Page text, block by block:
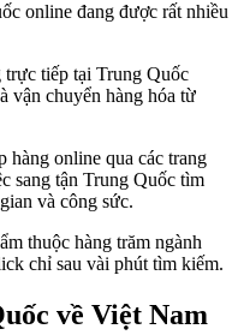
online đang được rất nhiều
trực tiếp tại Trung Quốc
vận chuyển hàng hóa từ
hàng online qua các trang
sang tận Trung Quốc tìm
và công sức.
thuộc hàng trăm ngành
chỉ sau vài phút tìm kiếm.
về Việt Nam